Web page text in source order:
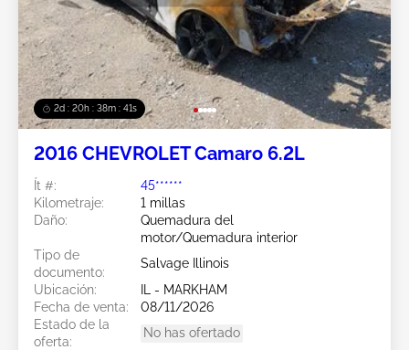
2d : 20h : 38m : 38s
2016 CHEVROLET Camaro 6.2L
Ít #:
45******
Kilometraje:
1 millas
Daño:
Quemadura del
motor/Quemadura interior
Tipo de
documento:
Salvage Illinois
Ubicación:
IL - MARKHAM
Fecha de venta:
08/11/2026
Estado de la
oferta:
No has ofertado